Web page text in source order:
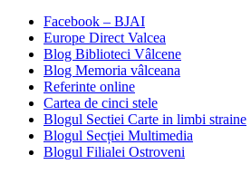
Facebook – BJAI
Europe Direct Valcea
Blog Biblioteci Vâlcene
Blog Memoria vâlceana
Referinte online
Cartea de cinci stele
Blogul Sectiei Carte in limbi straine
Blogul Secției Multimedia
Blogul Filialei Ostroveni